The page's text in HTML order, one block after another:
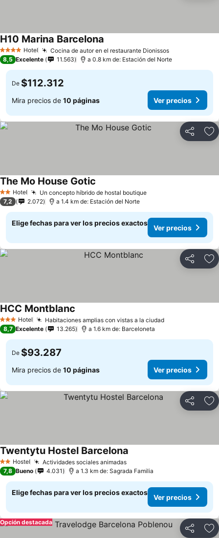
4 EstrellasHotel Cocina de autor en el restaurante DionissosVer precios
H10 Marina Barcelona
8,5 Excelente 11.563 a 0.8 km de: Estación del Norte
De $112.312
Mira precios de 10 páginas Ver precios
Compartir
2 Estrellas
Hotel Un concepto híbrido de hostal boutiqueVer precios
The Mo House Gotic
7,2 2.072 a 1.4 km de: Estación del Norte
Elige fechas para ver los precios exactos
Ver precios
Compartir
3 Estrellas
Hotel Habitaciones amplias con vistas a la ciudadVer precios
HCC Montblanc
8,7 Excelente 13.265 a 1.6 km de: Barceloneta
De $93.287
Mira precios de 10 páginas Ver precios
Compartir
2 Estrellas
Hostel Actividades sociales animadasVer precios
Twentytu Hostel Barcelona
7,8 Bueno 4.031 a 1.3 km de: Sagrada Familia
Elige fechas para ver los precios exactos
Ver precios
Compartir
Opción destacada